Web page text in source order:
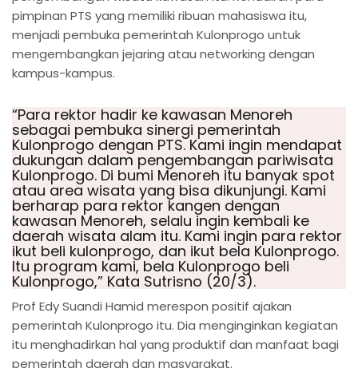
pimpinan PTS yang memiliki ribuan mahasiswa itu,
menjadi pembuka pemerintah Kulonprogo untuk
mengembangkan jejaring atau networking dengan
kampus-kampus.
“Para rektor hadir ke kawasan Menoreh
sebagai pembuka sinergi pemerintah
Kulonprogo dengan PTS. Kami ingin mendapat
dukungan dalam pengembangan pariwisata
Kulonprogo. Di bumi Menoreh itu banyak spot
atau area wisata yang bisa dikunjungi. Kami
berharap para rektor kangen dengan
kawasan Menoreh, selalu ingin kembali ke
daerah wisata alam itu. Kami ingin para rektor
ikut beli kulonprogo, dan ikut bela Kulonprogo.
Itu program kami, bela Kulonprogo beli
Kulonprogo,” Kata Sutrisno (20/3).
Prof Edy Suandi Hamid merespon positif ajakan
pemerintah Kulonprogo itu. Dia menginginkan kegiatan
itu menghadirkan hal yang produktif dan manfaat bagi
pemerintah daerah dan masyarakat.